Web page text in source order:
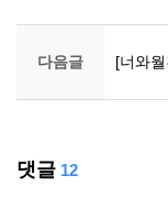
다음글 [너와
댓글 12